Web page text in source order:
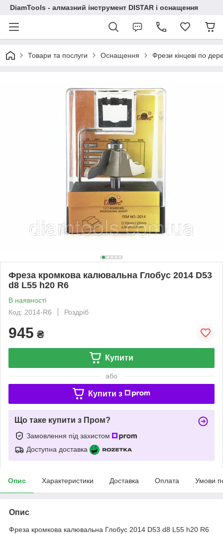
DiamTools - алмазний інструмент DISTAR і оснащення
Товари та послуги Оснащення Фрези кінцеві по
Фреза кромкова калювальна Глобус 2014 D53
d8 L55 h20 R6
В наявності
Код: 2014-R6
Роздріб
945 ₴
Купити
або
Купити з
Що таке купити з Пром?
Замовлення під захистом
Доступна доставка
Опис Характеристики Доставка Оплата Умови
Опис
Фреза кромкова калювальна Глобус 2014 D53 d8 L55 h20 R6